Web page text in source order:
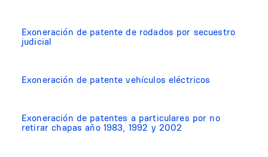
Exoneración de patente de rodados por secuestro
judicial
Exoneración de patente vehículos eléctricos
Exoneración de patentes a particulares por no
retirar chapas año 1983, 1992 y 2002